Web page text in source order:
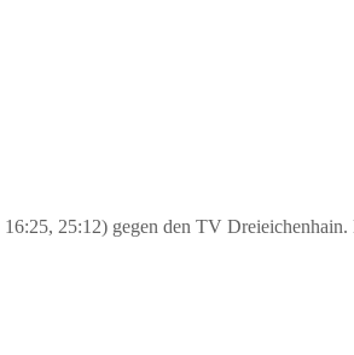
25:12) gegen den TV